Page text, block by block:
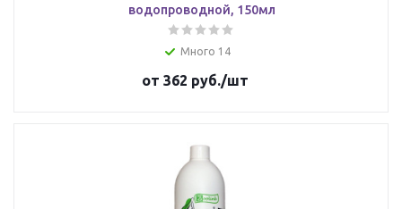
водопроводной, 150мл
Много 14
от 362 руб./шт